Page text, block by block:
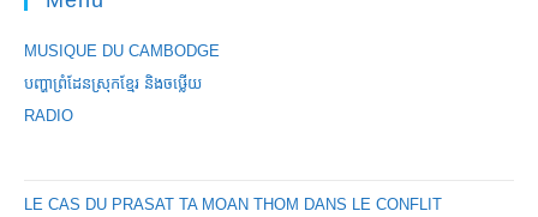
MUSIQUE DU CAMBODGE
បញ្ហាព្រំដែនស្រុកខ្មែរ និងចឞ្លើយ
RADIO
LE CAS DU PRASAT TA MOAN THOM DANS LE CONFLIT